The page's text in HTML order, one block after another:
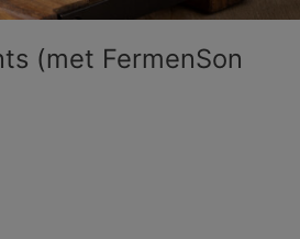
(met FermenSon